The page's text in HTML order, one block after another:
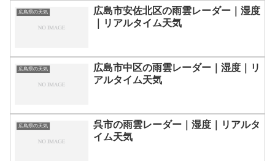
広島県の天気
広島市安佐北区の雨雲レーダー｜湿度
｜リアルタイム天気
広島県の天気
広島市中区の雨雲レーダー｜湿度｜リ
アルタイム天気
広島県の天気
呉市の雨雲レーダー｜湿度｜リアルタ
イム天気